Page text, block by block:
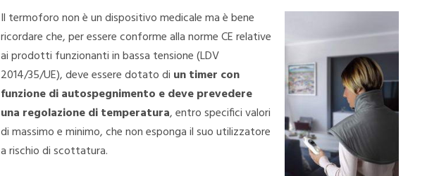
Il termoforo non è un dispositivo medicale ma è bene
ricordare che, per essere conforme alla norme CE relative
ai prodotti funzionanti in bassa tensione (LDV
2014/35/UE), deve essere dotato di un timer con
funzione di autospegnimento e deve prevedere
una regolazione di temperatura, entro specifici valori
di massimo e minimo, che non esponga il suo utilizzatore
a rischio di scottatura.